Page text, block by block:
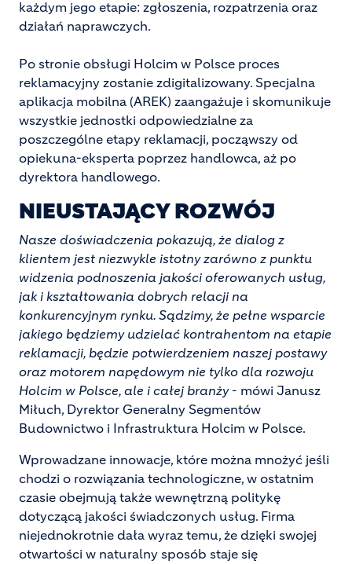
każdym jego etapie: zgłoszenia, rozpatrzenia oraz
działań naprawczych.
Po stronie obsługi Holcim w Polsce proces
reklamacyjny zostanie zdigitalizowany. Specjalna
aplikacja mobilna (AREK) zaangażuje i skomunikuje
wszystkie jednostki odpowiedzialne za
poszczególne etapy reklamacji, począwszy od
opiekuna-eksperta poprzez handlowca, aż po
dyrektora handlowego.
NIEUSTAJĄCY ROZWÓJ
Nasze doświadczenia pokazują, że dialog z
klientem jest niezwykle istotny zarówno z punktu
widzenia podnoszenia jakości oferowanych usług,
jak i kształtowania dobrych relacji na
konkurencyjnym rynku. Sądzimy, że pełne wsparcie
jakiego będziemy udzielać kontrahentom na etapie
reklamacji, będzie potwierdzeniem naszej postawy
oraz motorem napędowym nie tylko dla rozwoju
Holcim w Polsce, ale i całej branży - mówi Janusz
Miłuch, Dyrektor Generalny Segmentów
Budownictwo i Infrastruktura Holcim w Polsce.
Wprowadzane innowacje, które można mnożyć jeśli
chodzi o rozwiązania technologiczne, w ostatnim
czasie obejmują także wewnętrzną politykę
dotyczącą jakości świadczonych usług. Firma
niejednokrotnie dała wyraz temu, że dzięki swojej
otwartości w naturalny sposób staje się